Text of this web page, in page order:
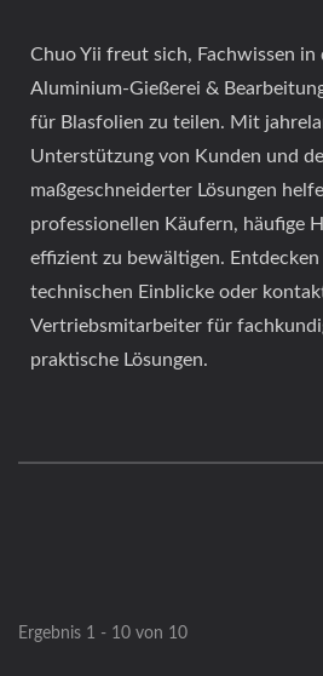
Chuo Yii freut sich, Fachwissen in
Aluminium-Gießerei &
für Blasfolien zu teilen. Mit
Unterstützung von Kunden und
maßgeschneiderter Lösungen
professionellen Käufern, häufige
effizient zu bewältigen. Entdecken
technischen Einblicke oder
Vertriebsmitarbeiter für
praktische Lösungen.
Ergebnis 1 - 10 von 10